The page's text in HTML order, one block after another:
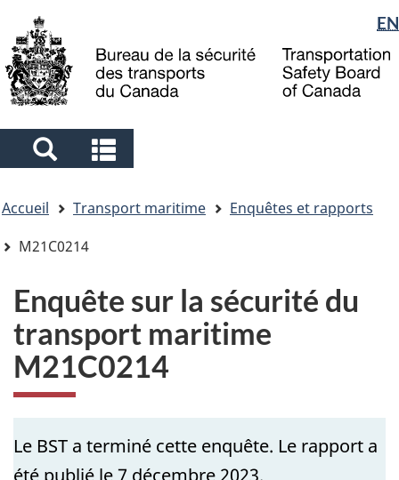
to
main
to
"About
government"
à
la
Sélection
de
la
langue
EN
Search
and
menus
and
menus
êtes
ici
Accueil Transport maritime
Enquêtes et rapports
M21C0214
Enquête sur la sécurité du
transport maritime
M21C0214
Le BST a terminé cette enquête. Le rapport a
été publié le 7 décembre 2023.